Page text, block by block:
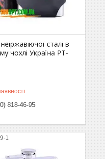
сталі в
чохлі Україна PT-
818-46-95
1